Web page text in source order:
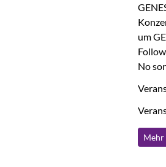
um
No
Mehr